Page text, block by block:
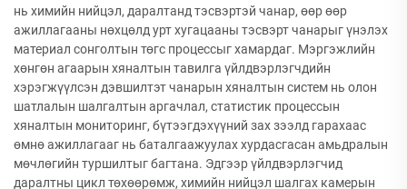
нь химийн нийцэл, даралтанд тэсвэртэй чанар, өөр өөр
ажиллагааны нөхцөлд урт хугацааны тэсвэрт чанарыг үнэлэх
материал сонголтын төгс процессыг хамардаг. Мэргэжлийн
хөнгөн агаарын хяналтын тавилга үйлдвэрлэгчдийн
хэрэгжүүлсэн дэвшилтэт чанарын хяналтын систем нь олон
шатлалын шалгалтын аргачлал, статистик процессын
хяналтын мониторинг, бүтээгдэхүүний зах зээлд гарахаас
өмнө ажиллагааг нь баталгаажуулах хурдасгасан амьдралын
мөчлөгийн туршилтыг багтана. Эдгээр үйлдвэрлэгчид
даралтны цикл төхөөрөмж, химийн нийцэл шалгах камерын